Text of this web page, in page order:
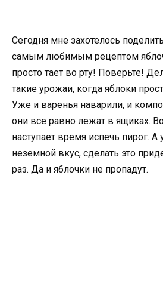
Сегодня мне захотелось
самым любимым рецептом
просто тает во рту! Поверьте!
такие урожаи, когда яблоки
Уже и варенья наварили, и
они все равно лежат в ящиках.
наступает время испечь пирог. А
неземной вкус, сделать это
раз. Да и яблочки не пропадут.